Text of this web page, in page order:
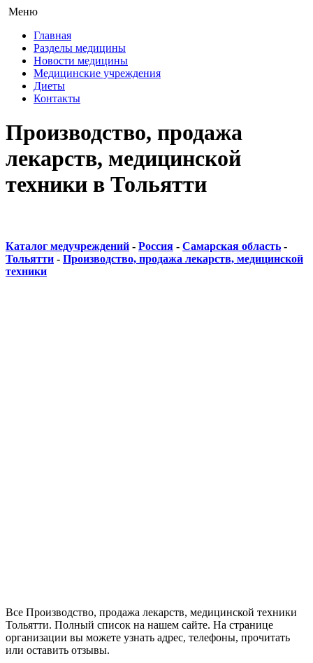
Меню
Главная
Разделы медицины
Новости медицины
Медицинские учреждения
Диеты
Контакты
Производство, продажа
лекарств, медицинской
техники в Тольятти
Каталог медучреждений - Россия - Самарская область -
Тольятти - Производство, продажа лекарств, медицинской
техники
Все Производство, продажа лекарств, медицинской техники
Тольятти. Полный список на нашем сайте. На странице
организации вы можете узнать адрес, телефоны, прочитать
или оставить отзывы.